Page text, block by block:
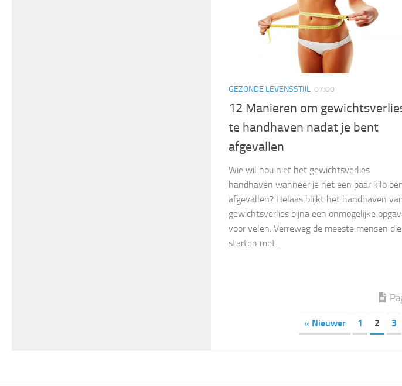
GEZONDE LEVENSSTIJL 07:00
12 Manieren om
te handhaven nadat je bent
afgevallen
Wie wil nou niet het gewichtsverlies
handhaven wanneer je net een paar kilo
afgevallen? Helaas blijkt het handhaven
gewichtsverlies bijna een onmogelijke
voor velen. Verreweg de meeste mensen die
starten met...
« Nieuwer 1 2 3